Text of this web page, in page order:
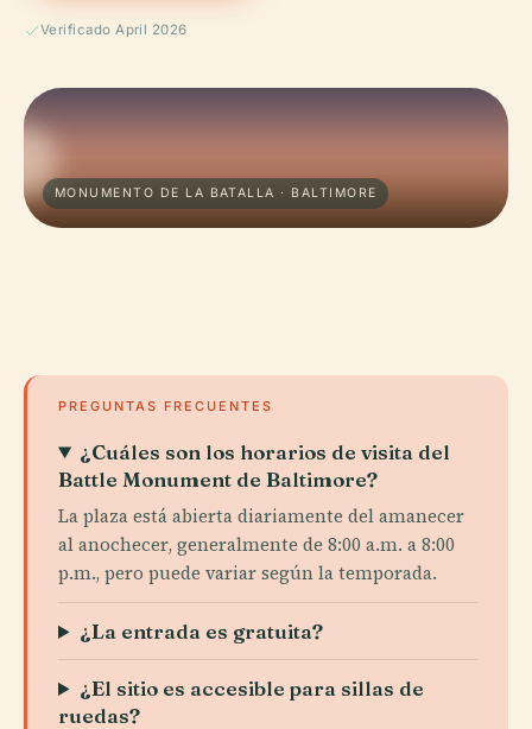
Verificado April 2026
MONUMENTO DE LA BATALLA · BALTIMORE
PREGUNTAS FRECUENTES
¿Cuáles son los horarios de visita del
Battle Monument de Baltimore?
La plaza está abierta diariamente del amanecer
al anochecer, generalmente de 8:00 a.m. a 8:00
p.m., pero puede variar según la temporada.
¿La entrada es gratuita?
¿El sitio es accesible para sillas de
ruedas?